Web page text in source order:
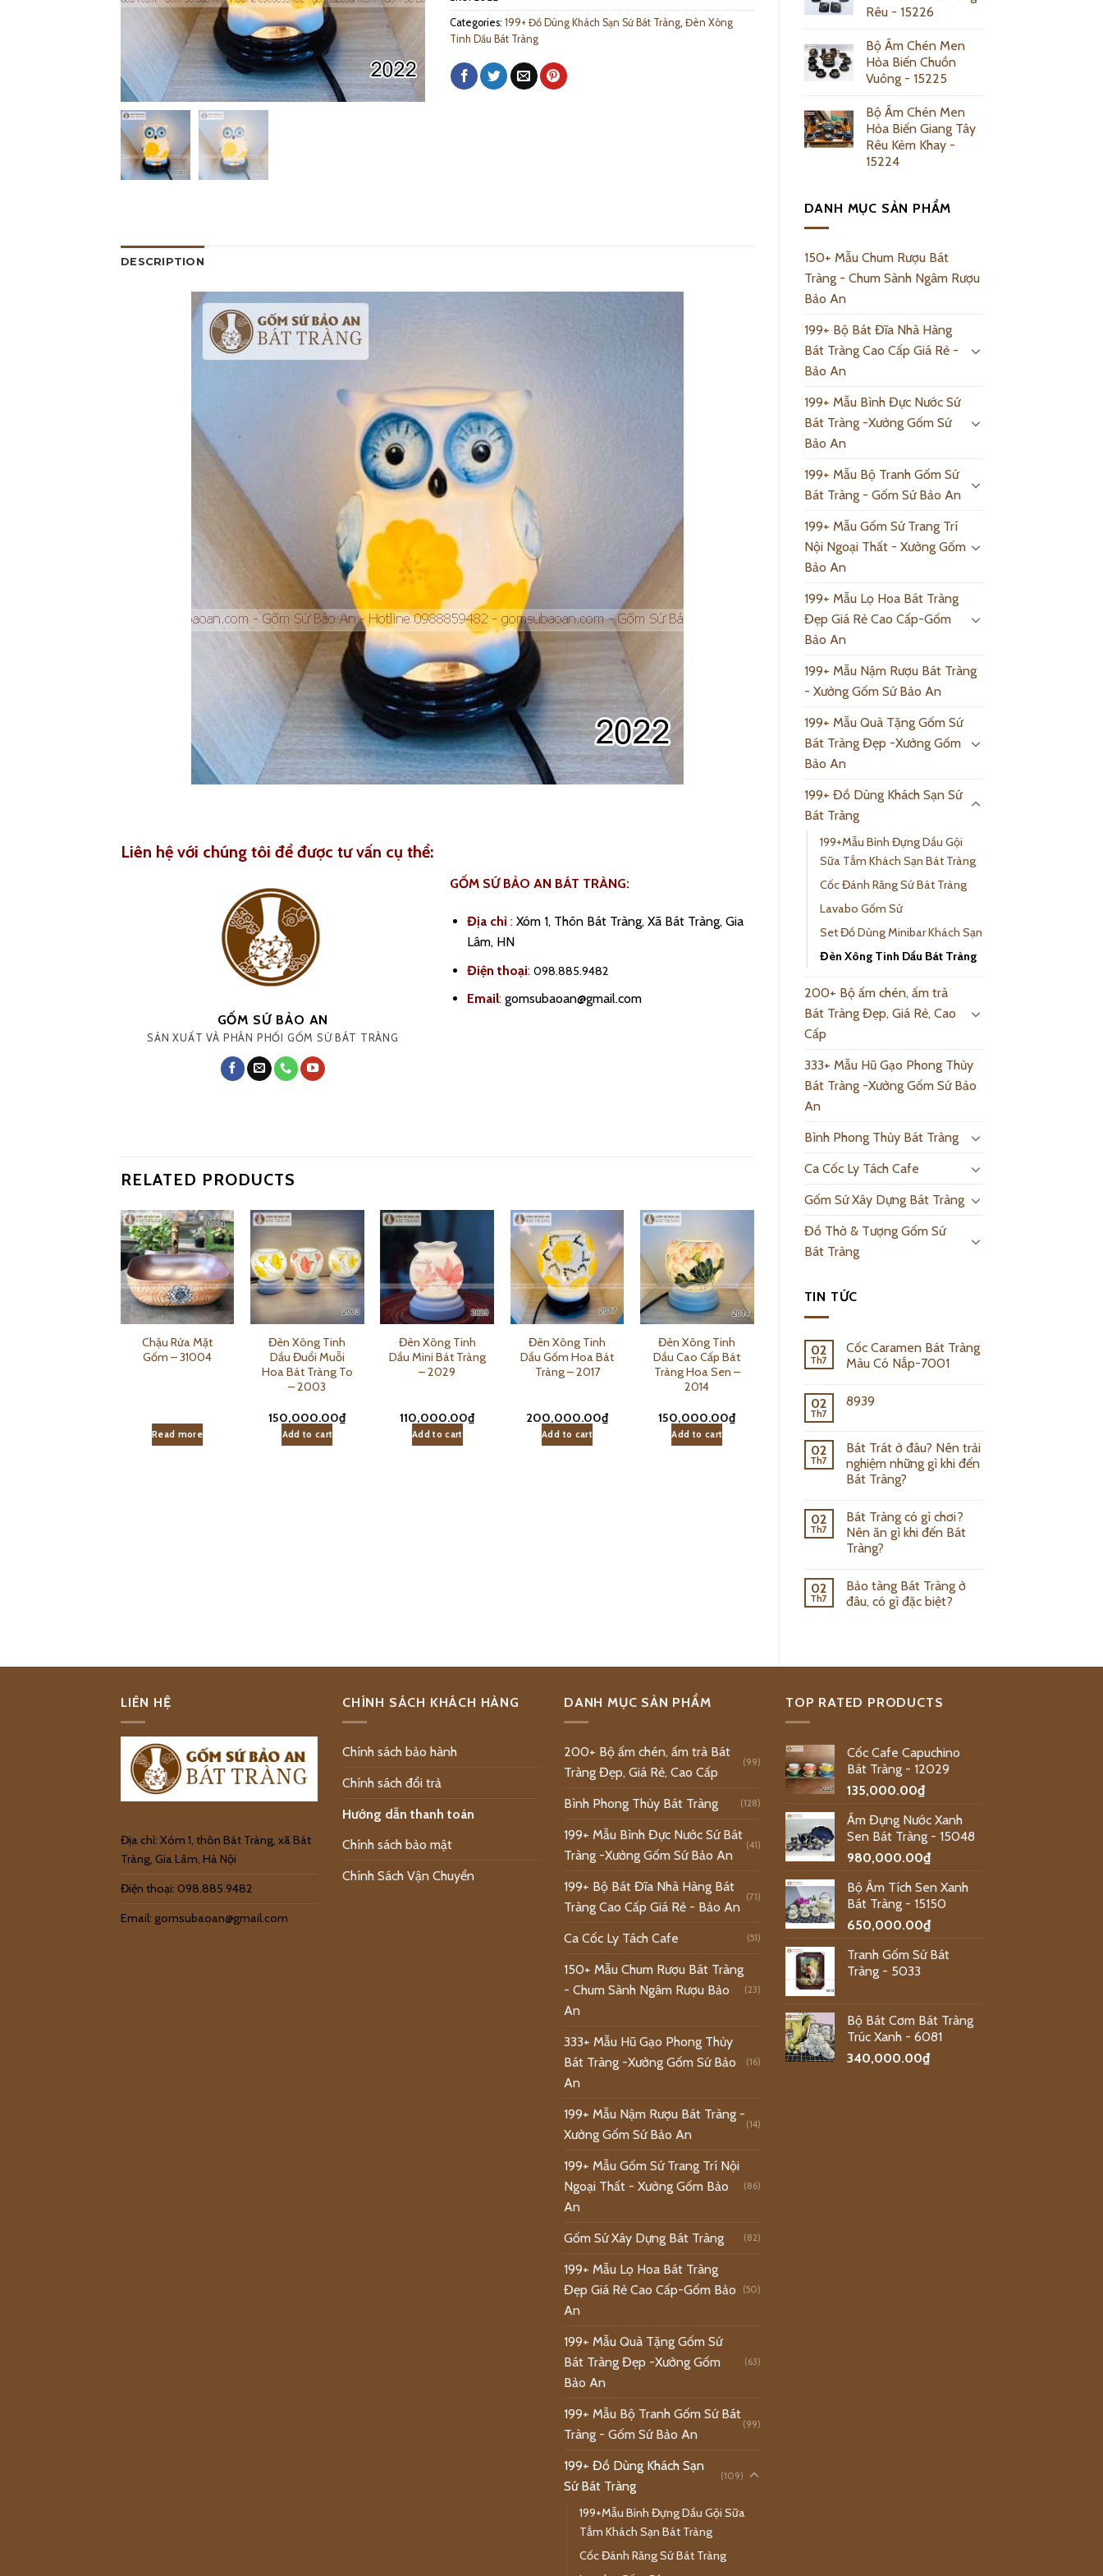
Rêu - 15226
Bộ Ấm Chén Men
Hỏa Biến Chuồn
Vuông - 15225
Bộ Ấm Chén Men
Hỏa Biến Giang Tây
Rêu Kèm Khay -
15224
DANH MỤC SẢN PHẨM
150+ Mẫu Chum Rượu Bát
Tràng - Chum Sành Ngâm Rượu
Bảo An
199+ Bộ Bát Đĩa Nhà Hàng
Bát Tràng Cao Cấp Giá Rẻ -
Bảo An
199+ Mẫu Bình Đực Nước Sứ
Bát Tràng -Xưởng Gốm Sứ
Bảo An
199+ Mẫu Bộ Tranh Gốm Sứ
Bát Tràng - Gốm Sứ Bảo An
199+ Mẫu Gốm Sứ Trang Trí
Nội Ngoại Thất - Xưởng Gốm
Bảo An
199+ Mẫu Lọ Hoa Bát Tràng
Đẹp Giá Rẻ Cao Cấp-Gốm
Bảo An
199+ Mẫu Nậm Rượu Bát Tràng
- Xưởng Gốm Sứ Bảo An
199+ Mẫu Quà Tặng Gốm Sứ
Bát Tràng Đẹp -Xưởng Gốm
Bảo An
199+ Đồ Dùng Khách Sạn Sứ
Bát Tràng
199+Mẫu Bình Đựng Dầu Gội
Sữa Tắm Khách Sạn Bát Tràng
Cốc Đánh Răng Sứ Bát Tràng
Lavabo Gốm Sứ
Set Đồ Dùng Minibar Khách Sạn
Đèn Xông Tinh Dầu Bát Tràng
200+ Bộ ấm chén, ấm trà
Bát Tràng Đẹp, Giá Rẻ, Cao
Cấp
333+ Mẫu Hũ Gạo Phong Thủy
Bát Tràng -Xưởng Gốm Sứ Bảo
An
Bình Phong Thủy Bát Tràng
Ca Cốc Ly Tách Cafe
Gốm Sứ Xây Dựng Bát Tràng
Đồ Thờ & Tượng Gốm Sứ
Bát Tràng
TIN TỨC
02
Th7
Cốc Caramen Bát Tràng
Màu Có Nắp-7001
02
Th7
8939
02
Th7
Bát Trát ở đâu? Nên trải
nghiệm những gì khi đến
Bát Tràng?
02
Th7
Bát Tràng có gì chơi?
Nên ăn gì khi đến Bát
Tràng?
02
Th7
Bảo tàng Bát Tràng ở
đâu, có gì đặc biệt?
Categories: 199+ Đồ Dùng Khách Sạn Sứ Bát Tràng, Đèn Xông
Tinh Dầu Bát Tràng
DESCRIPTION
Liên hệ với chúng tôi để được tư vấn cụ thể:
GỐM SỨ BẢO AN
SẢN XUẤT VÀ PHÂN PHỐI GỐM SỨ BÁT TRÀNG
GỐM SỨ BẢO AN BÁT TRÀNG:
Địa chỉ :Xóm 1, Thôn Bát Tràng, Xã Bát Tràng, Gia
Lâm, HN
Điện thoại: 098.885.9482
Email:gomsubaoan@gmail.com
RELATED PRODUCTS
Chậu Rửa Mặt
Gốm – 31004
Read more
Đèn Xông Tinh
Dầu Đuổi Muỗi
Hoa Bát Tràng To
– 2003
150,000.00₫
Add to cart
Đèn Xông Tinh
Dầu Mini Bát Tràng
– 2029
110,000.00₫
Add to cart
Đèn Xông Tinh
Dầu Gốm Hoa Bát
Tràng – 2017
200,000.00₫
Add to cart
Đèn Xông Tinh
Dầu Cao Cấp Bát
Tràng Hoa Sen –
2014
150,000.00₫
Add to cart
Đèn Xông Tinh
Dầu Giá Rẻ Trám
Hoa Bát Tràng –
130,000.00
LIÊN HỆ
Địa chỉ: Xóm 1, thôn Bát Tràng, xã Bát
Tràng, Gia Lâm, Hà Nội
Điện thoại: 098.885.9482
Email: gomsubaoan@gmail.com
CHÍNH SÁCH KHÁCH HÀNG
Chính sách bảo hành
Chính sách đổi trả
Hướng dẫn thanh toán
Chính sách bảo mật
Chính Sách Vận Chuyển
DANH MỤC SẢN PHẨM
200+ Bộ ấm chén, ấm trà Bát
Tràng Đẹp, Giá Rẻ, Cao Cấp
(99)
Bình Phong Thủy Bát Tràng (128)
199+ Mẫu Bình Đực Nước Sứ Bát
Tràng -Xưởng Gốm Sứ Bảo An
(41)
199+ Bộ Bát Đĩa Nhà Hàng Bát
Tràng Cao Cấp Giá Rẻ - Bảo An
(71)
Ca Cốc Ly Tách Cafe (51)
150+ Mẫu Chum Rượu Bát Tràng
- Chum Sành Ngâm Rượu Bảo
An
(23)
333+ Mẫu Hũ Gạo Phong Thủy
Bát Tràng -Xưởng Gốm Sứ Bảo
An
(16)
199+ Mẫu Nậm Rượu Bát Tràng -
Xưởng Gốm Sứ Bảo An
(14)
199+ Mẫu Gốm Sứ Trang Trí Nội
Ngoại Thất - Xưởng Gốm Bảo
An
(86)
Gốm Sứ Xây Dựng Bát Tràng (82)
199+ Mẫu Lọ Hoa Bát Tràng
Đẹp Giá Rẻ Cao Cấp-Gốm Bảo
An
(50)
199+ Mẫu Quà Tặng Gốm Sứ
Bát Tràng Đẹp -Xưởng Gốm
Bảo An
(63)
199+ Mẫu Bộ Tranh Gốm Sứ Bát
Tràng - Gốm Sứ Bảo An
(99)
199+ Đồ Dùng Khách Sạn
Sứ Bát Tràng
(109)
199+Mẫu Bình Đựng Dầu Gội Sữa
Tắm Khách Sạn Bát Tràng
Cốc Đánh Răng Sứ Bát Tràng
TOP RATED PRODUCTS
Cốc Cafe Capuchino
Bát Tràng - 12029
135,000.00₫
Ấm Đựng Nước Xanh
Sen Bát Tràng - 15048
980,000.00₫
Bộ Ấm Tích Sen Xanh
Bát Tràng - 15150
650,000.00₫
Tranh Gốm Sứ Bát
Tràng - 5033
Bộ Bát Cơm Bát Tràng
Trúc Xanh - 6081
340,000.00₫